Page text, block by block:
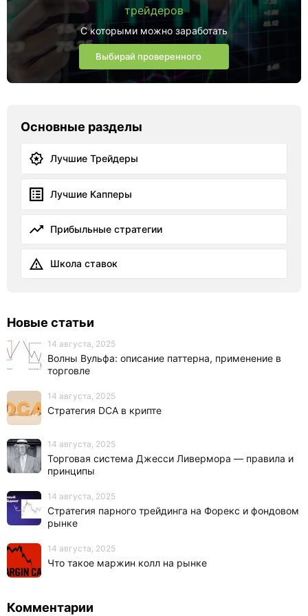
трейдеров
С которыми можно заработать
Выбирай проверенного
Основные разделы
Лучшие Трейдеры
Лучшие Капперы
Прибыльные стратегии
Школа ставок
Новые статьи
14 августа, 2025
Волны Вульфа: описание паттерна, применение в
торговле
14 августа, 2025
Стратегия DCA в крипте
14 августа, 2025
Торговая система Джесси Ливермора — правила и
принципы
14 августа, 2025
Стратегия парного трейдинга на Форекс и фондовом
рынке
14 августа, 2025
Что такое маржин колл на рынке
Комментарии